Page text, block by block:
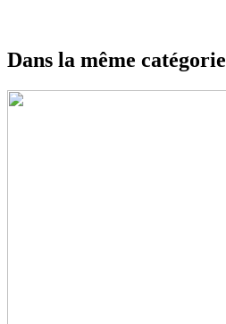
Dans la même catégorie